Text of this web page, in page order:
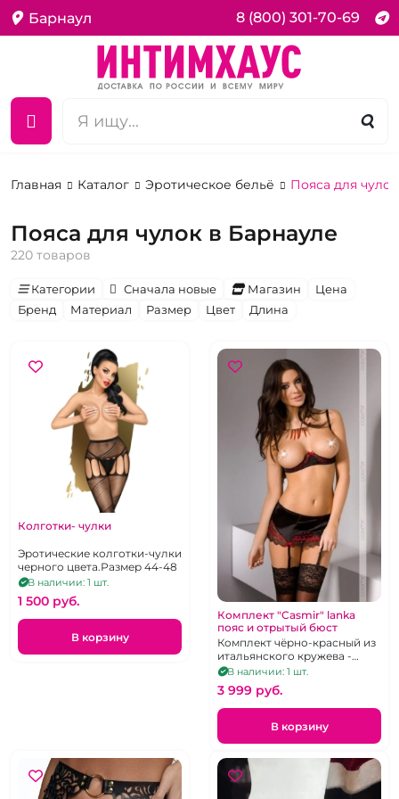
Барнаул 8 (800) 301-70-69
Главная Каталог Эротическое бельё Пояса для чулок
Пояса для чулок в Барнауле
220 товаров
Категории Сначала новые Магазин
Цена
Бренд
Материал Размер Цвет Длина
Колготки- чулки
Эротические колготки-чулки
черного цвета.Размер 44-48
В наличии: 1 шт.
1 500 pуб.
В корзину
Комплект "Casmir" lanka
пояс и отрытый бюст
Комплект чёрно-красный из
итальянского кружева -
открытый лиф на косточках,
пояс для чулок и стринги, р-
р 40-44
В наличии: 1 шт.
3 999 pуб.
В корзину